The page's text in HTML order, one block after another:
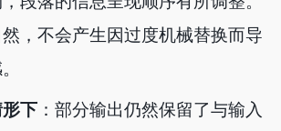
，不会产生因过度机械替换而导
下 ：部分输出仍然保留了与输入